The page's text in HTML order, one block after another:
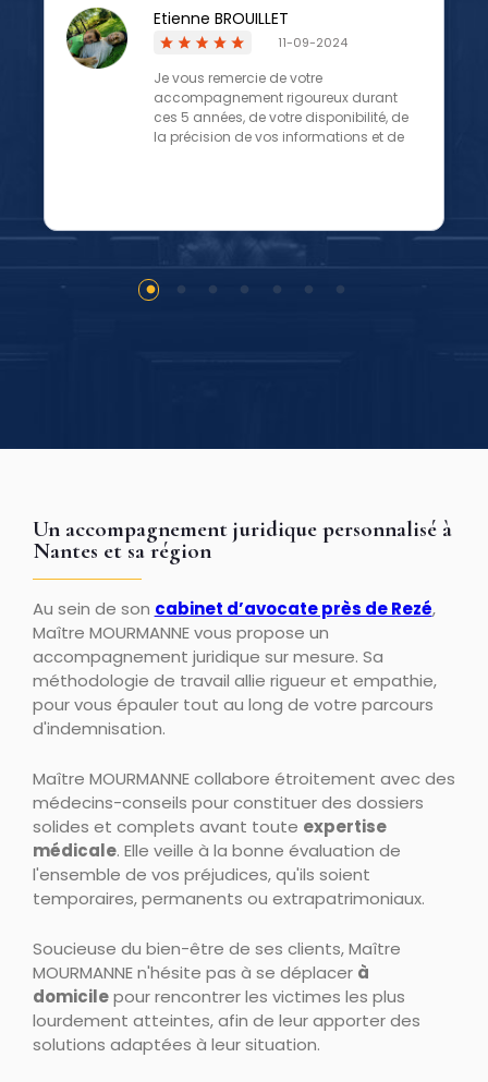
Etienne BROUILLET
11-09-2024
Je vous remercie de votre
accompagnement rigoureux durant
ces 5 années, de votre disponibilité, de
la précision de vos informations et de
Un accompagnement juridique personnalisé à
Nantes et sa région
Au sein de son cabinet d’avocate près de Rezé,
Maître MOURMANNE vous propose un
accompagnement juridique sur mesure. Sa
méthodologie de travail allie rigueur et empathie,
pour vous épauler tout au long de votre parcours
d'indemnisation.
Maître MOURMANNE collabore étroitement avec des
médecins-conseils pour constituer des dossiers
solides et complets avant toute expertise
médicale. Elle veille à la bonne évaluation de
l'ensemble de vos préjudices, qu'ils soient
temporaires, permanents ou extrapatrimoniaux.
Soucieuse du bien-être de ses clients, Maître
MOURMANNE n'hésite pas à se déplacer à
domicile pour rencontrer les victimes les plus
lourdement atteintes, afin de leur apporter des
solutions adaptées à leur situation.